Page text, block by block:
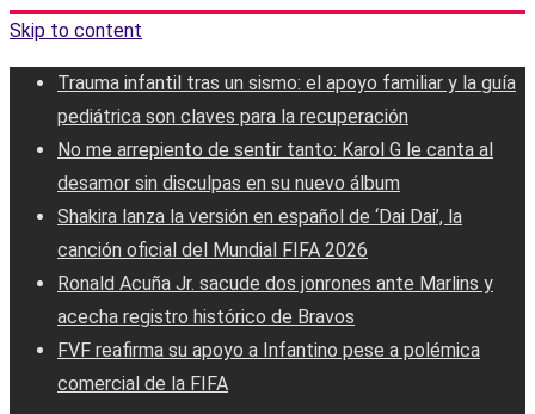
Skip to content
Trauma infantil tras un sismo: el apoyo familiar y la guía
pediátrica son claves para la recuperación
No me arrepiento de sentir tanto: Karol G le canta al
desamor sin disculpas en su nuevo álbum
Shakira lanza la versión en español de ‘Dai Dai’, la
canción oficial del Mundial FIFA 2026
Ronald Acuña Jr. sacude dos jonrones ante Marlins y
acecha registro histórico de Bravos
FVF reafirma su apoyo a Infantino pese a polémica
comercial de la FIFA